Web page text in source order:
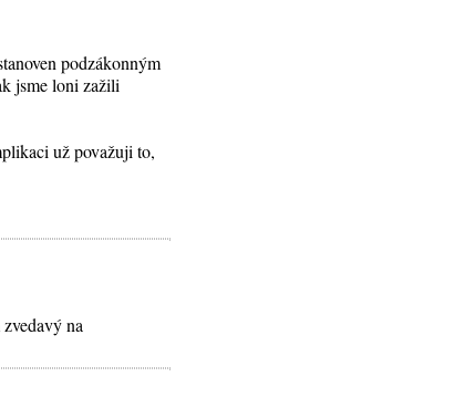
podzákonným
jsme loni zažili
už považuji to,
na